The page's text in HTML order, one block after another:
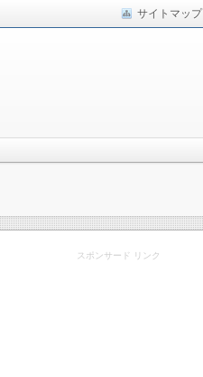
サイトマップ
スポンサード リンク